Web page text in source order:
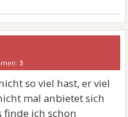
3
so viel hast, er viel
mal anbietet sich
finde ich schon